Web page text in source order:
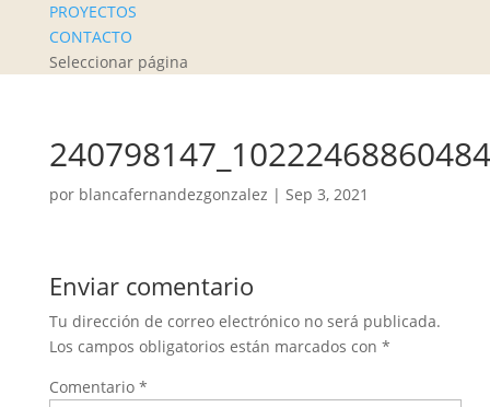
PROYECTOS
CONTACTO
Seleccionar página
por blancafernandezgonzalez | Sep 3, 2021
Enviar comentario
Tu dirección de correo electrónico no será publicada.
Los campos obligatorios están marcados con *
Comentario *